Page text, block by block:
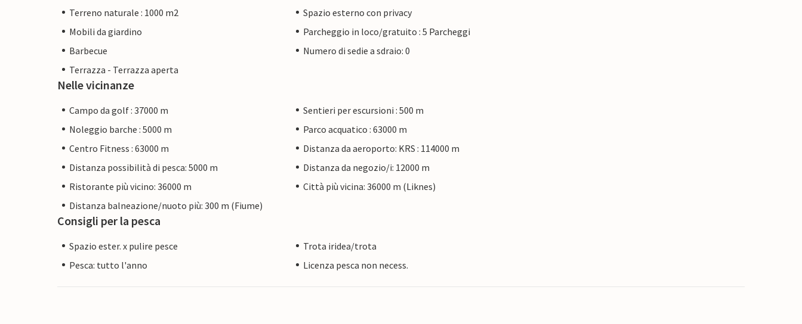
Terreno naturale : 1000 m2
Spazio esterno con privacy
Mobili da giardino
Parcheggio in loco/gratuito : 5 Parcheggi
Barbecue
Numero di sedie a sdraio: 0
Terrazza - Terrazza aperta
Nelle vicinanze
Campo da golf : 37000 m
Sentieri per escursioni : 500 m
Noleggio barche : 5000 m
Parco acquatico : 63000 m
Centro Fitness : 63000 m
Distanza da aeroporto: KRS : 114000 m
Distanza possibilità di pesca: 5000 m
Distanza da negozio/i: 12000 m
Ristorante più vicino: 36000 m
Città più vicina: 36000 m (Liknes)
Distanza balneazione/nuoto più: 300 m (Fiume)
Consigli per la pesca
Spazio ester. x pulire pesce
Trota iridea/trota
Pesca: tutto l'anno
Licenza pesca non necess.